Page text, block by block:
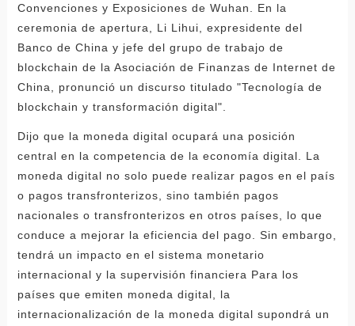
Convenciones y Exposiciones de Wuhan. En la
ceremonia de apertura, Li Lihui, expresidente del
Banco de China y jefe del grupo de trabajo de
blockchain de la Asociación de Finanzas de Internet de
China, pronunció un discurso titulado "Tecnología de
blockchain y transformación digital".
Dijo que la moneda digital ocupará una posición
central en la competencia de la economía digital. La
moneda digital no solo puede realizar pagos en el país
o pagos transfronterizos, sino también pagos
nacionales o transfronterizos en otros países, lo que
conduce a mejorar la eficiencia del pago. Sin embargo,
tendrá un impacto en el sistema monetario
internacional y la supervisión financiera Para los
países que emiten moneda digital, la
internacionalización de la moneda digital supondrá un